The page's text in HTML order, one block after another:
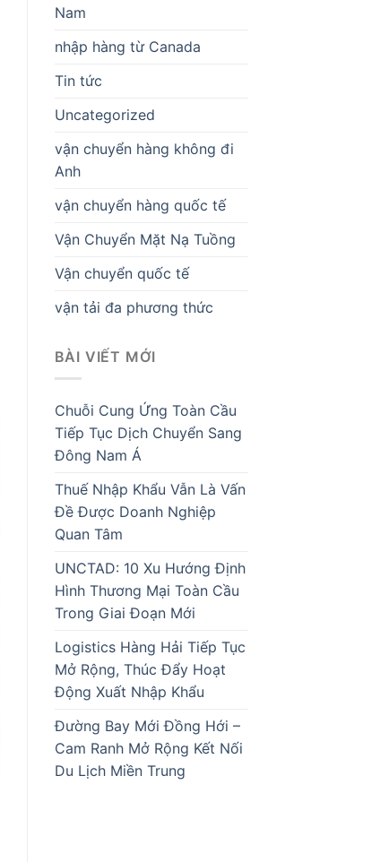
Nam
nhập hàng từ Canada
Tin tức
Uncategorized
vận chuyển hàng không đi
Anh
vận chuyển hàng quốc tế
Vận Chuyển Mặt Nạ Tuồng
Vận chuyển quốc tế
vận tải đa phương thức
BÀI VIẾT MỚI
Chuỗi Cung Ứng Toàn Cầu
Tiếp Tục Dịch Chuyển Sang
Đông Nam Á
Thuế Nhập Khẩu Vẫn Là Vấn
Đề Được Doanh Nghiệp
Quan Tâm
UNCTAD: 10 Xu Hướng Định
Hình Thương Mại Toàn Cầu
Trong Giai Đoạn Mới
Logistics Hàng Hải Tiếp Tục
Mở Rộng, Thúc Đẩy Hoạt
Động Xuất Nhập Khẩu
Đường Bay Mới Đồng Hới –
Cam Ranh Mở Rộng Kết Nối
Du Lịch Miền Trung